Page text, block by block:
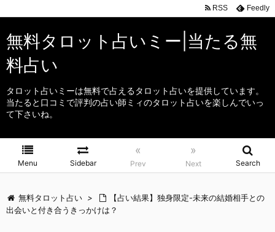
無料タロット占いミー|当たる無
料占い
タロット占いミーは無料で占えるタロット占いを提供しています。
当たると口コミで評判の占い師ミィのタロット占いを楽しんでいっ
て下さいね。
Menu Sidebar
«
Prev
»
Next Search
RSS Feedly
無料タロット占い >
【占い結果】独身限定-未来の結婚相手との
出会いと付き合うきっかけは？